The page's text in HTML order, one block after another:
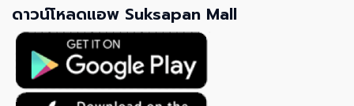
ดาวน์โหลดแอพ Suksapan Mall